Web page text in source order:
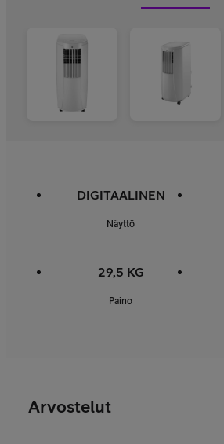
DIGITAALINEN
Näyttö
29,5 KG
Paino
Arvostelut